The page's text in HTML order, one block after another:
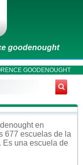
goodenought
GOODENOUGHT
en
677 escuelas de la
. Es una escuela de